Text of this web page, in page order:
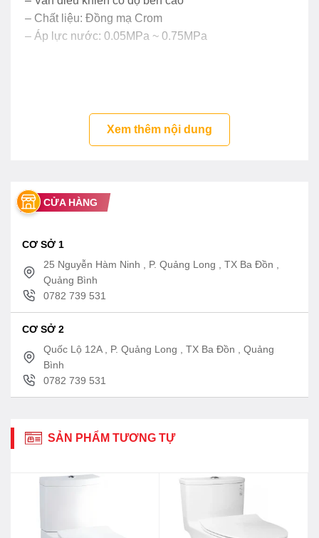
– Chất liệu: Đồng mạ Crom
– Áp lực nước: 0.05MPa ~ 0.75MPa
Xem thêm nội dung
CỬA HÀNG
CƠ SỞ 1
25 Nguyễn Hàm Ninh , P. Quảng Long , TX Ba Đồn ,
Quảng Bình
0782 739 531
CƠ SỞ 2
Quốc Lộ 12A , P. Quảng Long , TX Ba Đồn , Quảng
Bình
0782 739 531
SẢN PHẨM TƯƠNG TỰ